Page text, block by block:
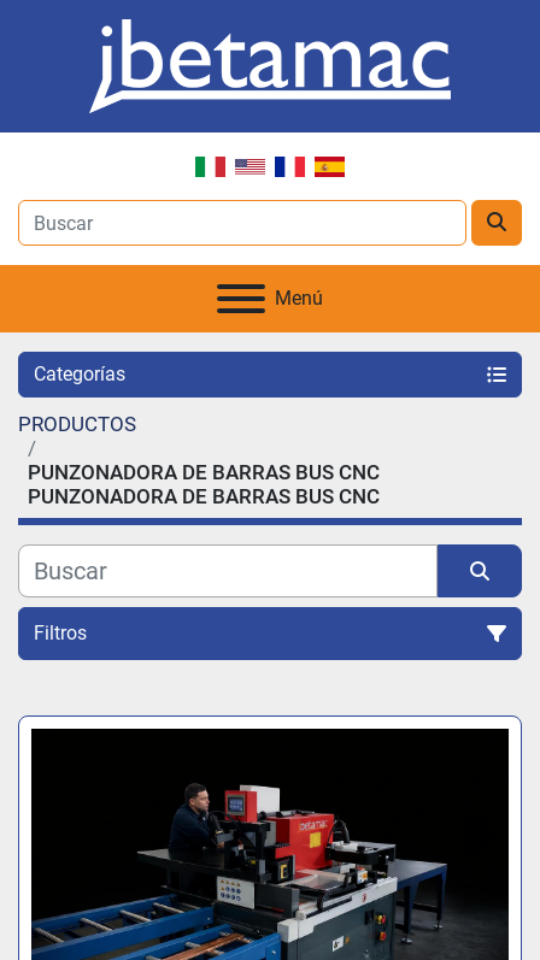
Menú
Categorías
PRODUCTOS
PUNZONADORA DE BARRAS BUS CNC
PUNZONADORA DE BARRAS BUS CNC
Filtros